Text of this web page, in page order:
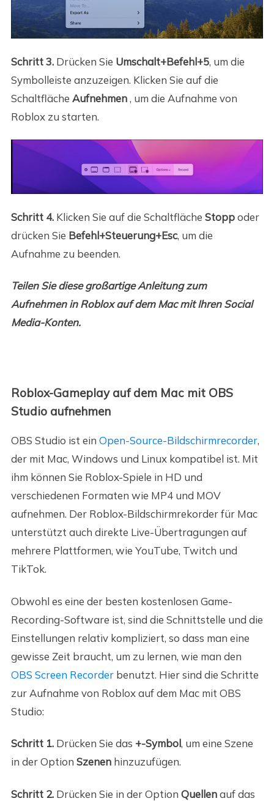
Schritt 3. Drücken Sie Umschalt+Befehl+5, um die
Symbolleiste anzuzeigen. Klicken Sie auf die
Schaltfläche Aufnehmen, um die Aufnahme von
Roblox zu starten.
Schritt 4. Klicken Sie auf die Schaltfläche Stoppoder
drücken Sie Befehl+Steuerung+Esc, um die
Aufnahme zu beenden.
Teilen Sie diese großartige Anleitung zum
Aufnehmen in Roblox auf dem Mac mit Ihren Social
Media-Konten.
Roblox-Gameplay auf dem Mac mit OBS
Studio aufnehmen
OBS Studio ist ein Open-Source-Bildschirmrecorder,
der mit Mac, Windows und Linux kompatibel ist. Mit
ihm können Sie Roblox-Spiele in HD und
verschiedenen Formaten wie MP4 und MOV
aufnehmen. Der Roblox-Bildschirmrekorder für Mac
unterstützt auch direkte Live-Übertragungen auf
mehrere Plattformen, wie YouTube, Twitch und
TikTok.
Obwohl es eine der besten kostenlosen Game-
Recording-Software ist, sind die Schnittstelle und die
Einstellungen relativ kompliziert, so dass man eine
gewisse Zeit braucht, um zu lernen, wie man den
OBS Screen Recorderbenutzt. Hier sind die Schritte
zur Aufnahme von Roblox auf dem Mac mit OBS
Studio:
Schritt 1. Drücken Sie das +-Symbol, um eine Szene
in der Option Szenen hinzuzufügen.
Schritt 2. Drücken Sie in der Option Quellenauf das